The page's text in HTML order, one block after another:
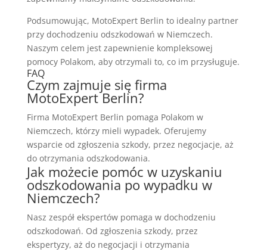
Podsumowując, MotoExpert Berlin to idealny partner
przy dochodzeniu odszkodowań w Niemczech.
Naszym celem jest zapewnienie kompleksowej
pomocy Polakom, aby otrzymali to, co im przysługuje.
FAQ
Czym zajmuje się firma
MotoExpert Berlin?
Firma MotoExpert Berlin pomaga Polakom w
Niemczech, którzy mieli wypadek. Oferujemy
wsparcie od zgłoszenia szkody, przez negocjacje, aż
do otrzymania odszkodowania.
Jak możecie pomóc w uzyskaniu
odszkodowania po wypadku w
Niemczech?
Nasz zespół ekspertów pomaga w dochodzeniu
odszkodowań. Od zgłoszenia szkody, przez
ekspertyzy, aż do negocjacji i otrzymania